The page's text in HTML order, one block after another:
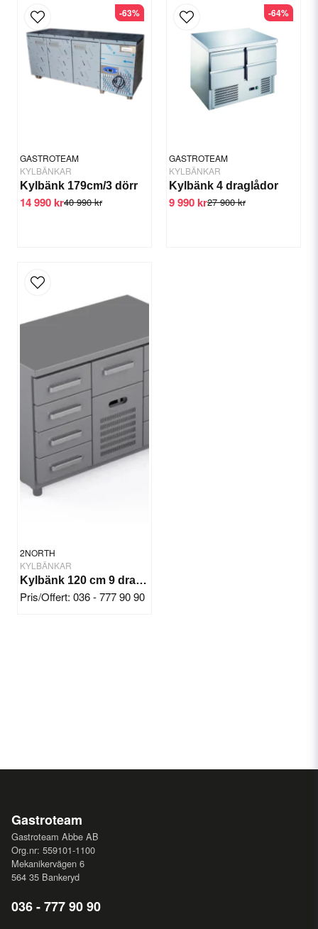
GASTROTEAM
KYLBÄNKAR
Kylbänk 179cm/3 dörr
40 990 kr
14 990 kr
-63%
GASTROTEAM
KYLBÄNKAR
Kylbänk 4 draglådor
27 900 kr
9 990 kr
-64%
2NORTH
KYLBÄNKAR
Kylbänk 120 cm 9 draglådor
Pris/Offert: 036 - 777 90 90
email
E-postadress
Ja, ni får publicera min fråga
Gastroteam
Gastroteam Abbe AB
Org.nr: 559101-1100
Mekanikervägen 6
564 35 Bankeryd
036 - 777 90 90